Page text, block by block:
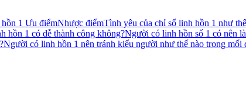
1 Ưu điểmNhược điểmTình yêu của chỉ số linh hồn 1 như
hồn 1 có dễ thành công không?Người có linh hồn số 1 có nên
Người có linh hồn 1 nên tránh kiểu người như thế nào trong mối